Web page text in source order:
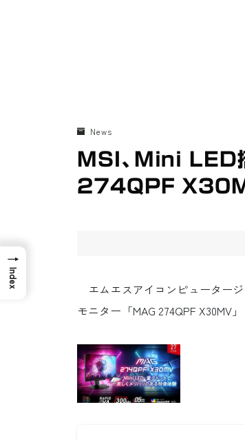
News
MSI、Mini LED
274QPF
エムエスアイコンピューター
モニター「MAG 274QPF X30MV
→
Index